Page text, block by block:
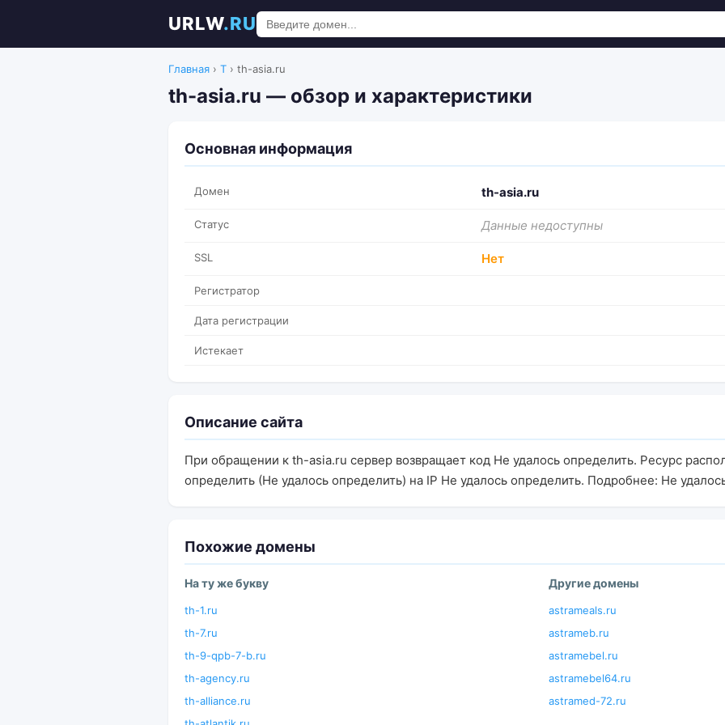
URLW.RU
Главная › T › th-asia.ru
th-asia.ru — обзор и характеристики
Основная информация
Домен th-asia.ru
Статус Данные недоступны
SSL Нет
Регистратор
Дата регистрации
Истекает
Описание сайта
При обращении к th-asia.ru сервер возвращает код Не удалось определить. Ресурс
определить (Не удалось определить) на IP Не удалось определить. Подробнее: Не
Похожие домены
На ту же букву
th-1.ru
th-7.ru
th-9-qpb-7-b.ru
th-agency.ru
th-alliance.ru
Другие домены
astrameals.ru
astrameb.ru
astramebel.ru
astramebel64.ru
astramed-72.ru